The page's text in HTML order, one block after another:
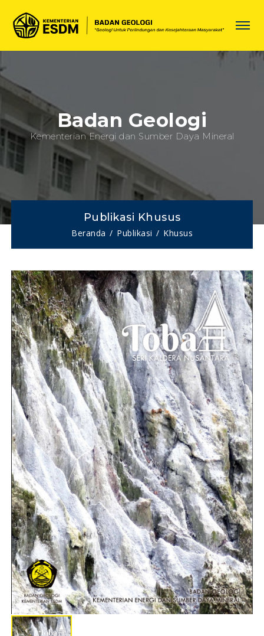
Badan Geologi
Kementerian Energi dan Sumber Daya Mineral
Publikasi Khusus
Beranda Publikasi Khusus